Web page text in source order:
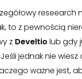
to z pewnością
z Develtio lub gdy
jednak nie
ważne jest,